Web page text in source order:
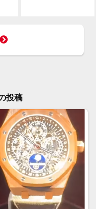
投稿